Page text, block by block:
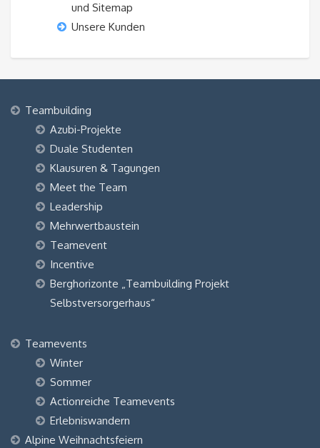
und Sitemap
Unsere Kunden
Teambuilding
Azubi-Projekte
Duale Studenten
Klausuren & Tagungen
Meet the Team
Leadership
Mehrwertbaustein
Teamevent
Incentive
Berghorizonte „Teambuilding Projekt
Selbstversorgerhaus“
Teamevents
Winter
Sommer
Actionreiche Teamevents
Erlebniswandern
Alpine Weihnachtsfeiern